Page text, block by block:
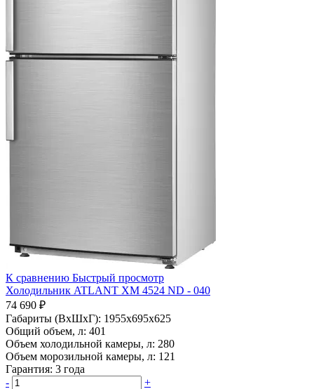
К сравнению Быстрый просмотр
Холодильник ATLANT ХМ 4524 ND - 040
74 690 ₽
Габариты (ВхШхГ): 1955x695x625
Общий объем, л: 401
Объем холодильной камеры, л: 280
Объем морозильной камеры, л: 121
Гарантия: 3 года
-
+